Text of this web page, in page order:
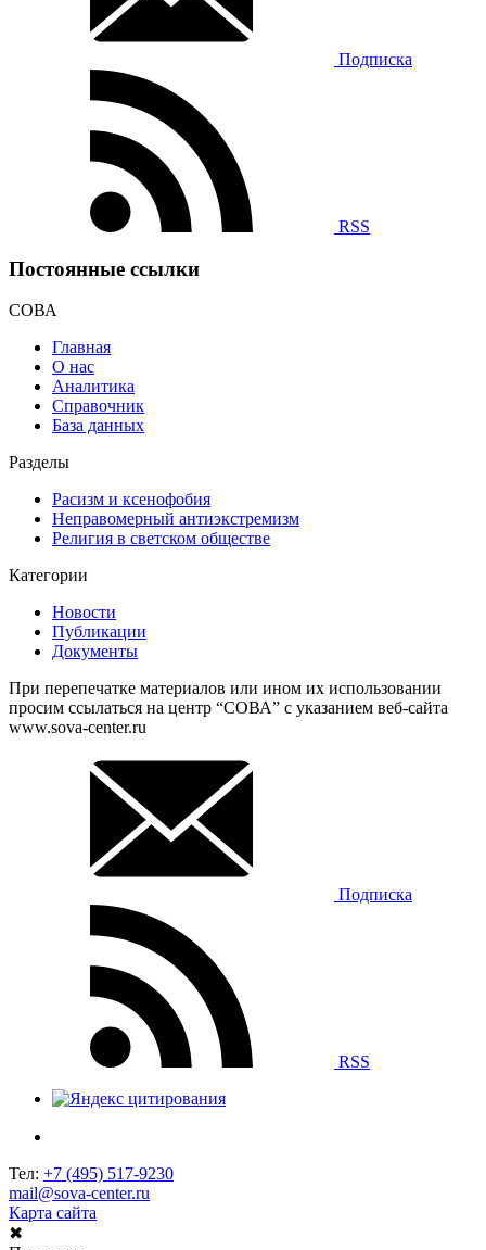
Подписка
RSS
Постоянные ссылки
СОВА
Главная
О нас
Аналитика
Справочник
База данных
Разделы
Расизм и ксенофобия
Неправомерный антиэкстремизм
Религия в светском обществе
Категории
Новости
Публикации
Документы
При перепечатке материалов или ином их использовании
просим ссылаться на центр “СОВА” с указанием веб-сайта
www.sova-center.ru
Подписка
RSS
Тел: +7 (495) 517-9230
mail@sova-center.ru
Карта сайта
✖